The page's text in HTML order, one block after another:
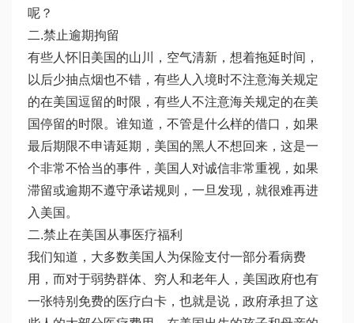
呢？
二.禁止逾期拘留
有些人怀旧美国的山川，空气清新，想着拖延时间，
以后少抽点烟也不错，有些人入境时不注意海关规定
的在美国逗留的时限，有些人不注意海关规定的在美
国停留的时限。谁知道，不管是什么样的借口，如果
最后期限不申请延期，美国的黑人不想回来，这是一
个非常不恰当的事件，美国人对诚信非常重视，如果
滞留或逾期不遵守承诺规则，一旦发现，就很难再进
入美国。
二.禁止在美国从事医疗福利
我们知道，大多数美国人为保险支付一部分看病费
用，而对于弱势群体、穷人和老年人，美国政府也有
一张特别免费的医疗白卡，也就是说，政府承担了这